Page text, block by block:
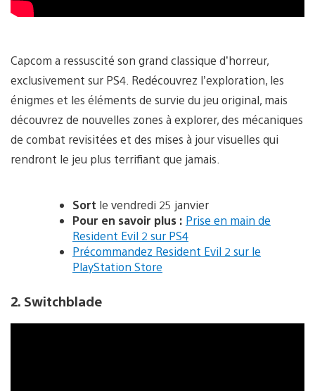
Capcom a ressuscité son grand classique d’horreur,
exclusivement sur PS4. Redécouvrez l’exploration, les
énigmes et les éléments de survie du jeu original, mais
découvrez de nouvelles zones à explorer, des mécaniques
de combat revisitées et des mises à jour visuelles qui
rendront le jeu plus terrifiant que jamais.
Sort le vendredi 25 janvier
Pour en savoir plus : Prise en main de
Resident Evil 2 sur PS4
Précommandez Resident Evil 2 sur le
PlayStation Store
2. Switchblade